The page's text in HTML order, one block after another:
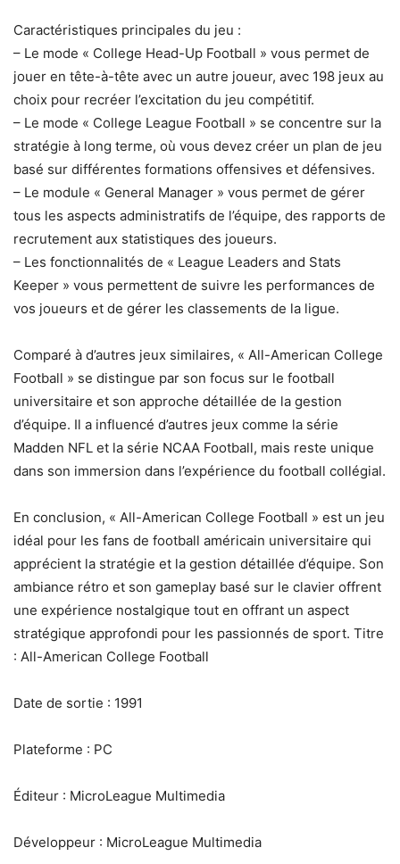
Caractéristiques principales du jeu :
– Le mode « College Head-Up Football » vous permet de
jouer en tête-à-tête avec un autre joueur, avec 198 jeux au
choix pour recréer l’excitation du jeu compétitif.
– Le mode « College League Football » se concentre sur la
stratégie à long terme, où vous devez créer un plan de jeu
basé sur différentes formations offensives et défensives.
– Le module « General Manager » vous permet de gérer
tous les aspects administratifs de l’équipe, des rapports de
recrutement aux statistiques des joueurs.
– Les fonctionnalités de « League Leaders and Stats
Keeper » vous permettent de suivre les performances de
vos joueurs et de gérer les classements de la ligue.
Comparé à d’autres jeux similaires, « All-American College
Football » se distingue par son focus sur le football
universitaire et son approche détaillée de la gestion
d’équipe. Il a influencé d’autres jeux comme la série
Madden NFL et la série NCAA Football, mais reste unique
dans son immersion dans l’expérience du football collégial.
En conclusion, « All-American College Football » est un jeu
idéal pour les fans de football américain universitaire qui
apprécient la stratégie et la gestion détaillée d’équipe. Son
ambiance rétro et son gameplay basé sur le clavier offrent
une expérience nostalgique tout en offrant un aspect
stratégique approfondi pour les passionnés de sport. Titre
: All-American College Football
Date de sortie : 1991
Plateforme : PC
Éditeur : MicroLeague Multimedia
Développeur : MicroLeague Multimedia